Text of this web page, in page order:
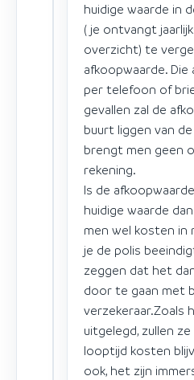
huidige waarde in
( je ontvangt
overzicht) te
afkoopwaarde. Die
per telefoon of
gevallen zal de
buurt liggen van
brengt men geen
rekening.
Is de
huidige waarde
men wel kosten in
je de polis
zeggen dat het
door te gaan met
verzekeraar.Zoals
uitgelegd, zullen
looptijd kosten
ook, het zijn